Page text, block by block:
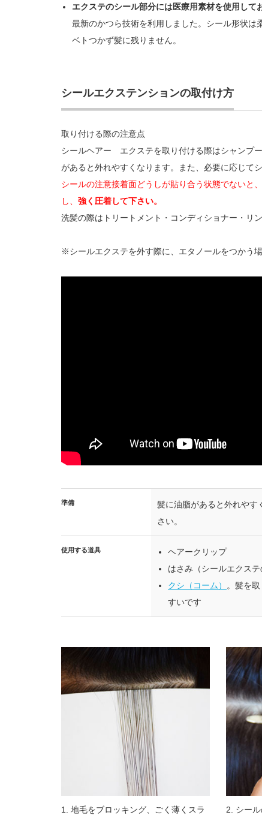
エクステのシール部分には医療用素材を使用して
最新のかつら技術を利用しました。シール形状
ベトつかず髪に残りません。
シールエクステンションの取付け方
取り付ける際の注意点
シールヘアー エクステを取り付ける際はシャンプ
があると外れやすくなります。また、必要に応じて
シールの注意接着面どうしが貼り合う状態でないと
し、 強く圧着して下さい。
洗髪の際はトリートメント・コンディショナー・リ
※シールエクステを外す際に、エタノールをつかう
準備
髪に油脂があると外れやす
さい。
使用する道具
ヘアークリップ
はさみ（シールエクステ
クシ（コーム）
。髪を
すいです
1. 地毛をブロッキング、ごく薄くスラ
2. シー